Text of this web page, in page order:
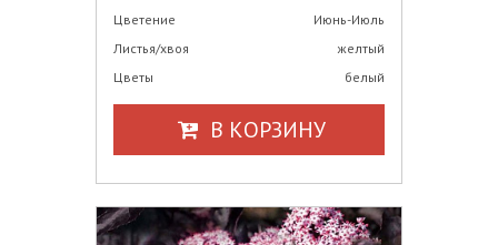
Цветение
Июнь-Июль
Листья/хвоя
желтый
Цветы
белый
В КОРЗИНУ